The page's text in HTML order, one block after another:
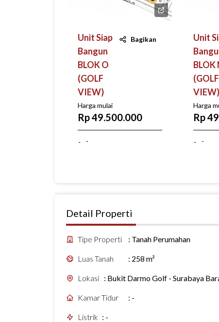
Unit Siap
Bangun
BLOK O
(GOLF
VIEW)
Bagikan
Harga mulai
Rp 49.500.000
- -
Unit
BLOK
(GOLF
VIEW)
Harga
Rp
- -
Detail Properti
Tipe Properti : Tanah Perumahan
Luas Tanah : 258 m²
Lokasi : Bukit Darmo Golf - Surabaya
Kamar Tidur : -
Listrik : -